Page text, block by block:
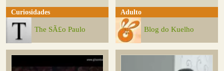
Curiosidades
The SÃ£o Paulo
Adulto
Blog do Kuelho